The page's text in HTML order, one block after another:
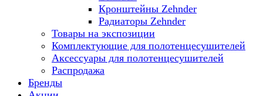
Кронштейны Zehnder
Радиаторы Zehnder
Товары на экспозиции
Комплектующие для полотенцесушителей
Аксессуары для полотенцесушителей
Распродажа
Бренды